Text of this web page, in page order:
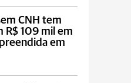
CNH tem
R$ 109 mil em
em